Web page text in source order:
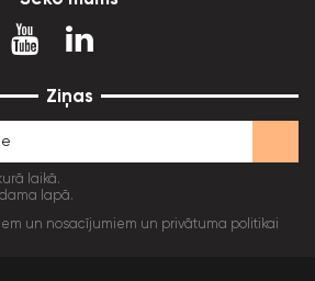
Ziņas
laikā.
lapā.
un nosacījumiem un privātuma politikai